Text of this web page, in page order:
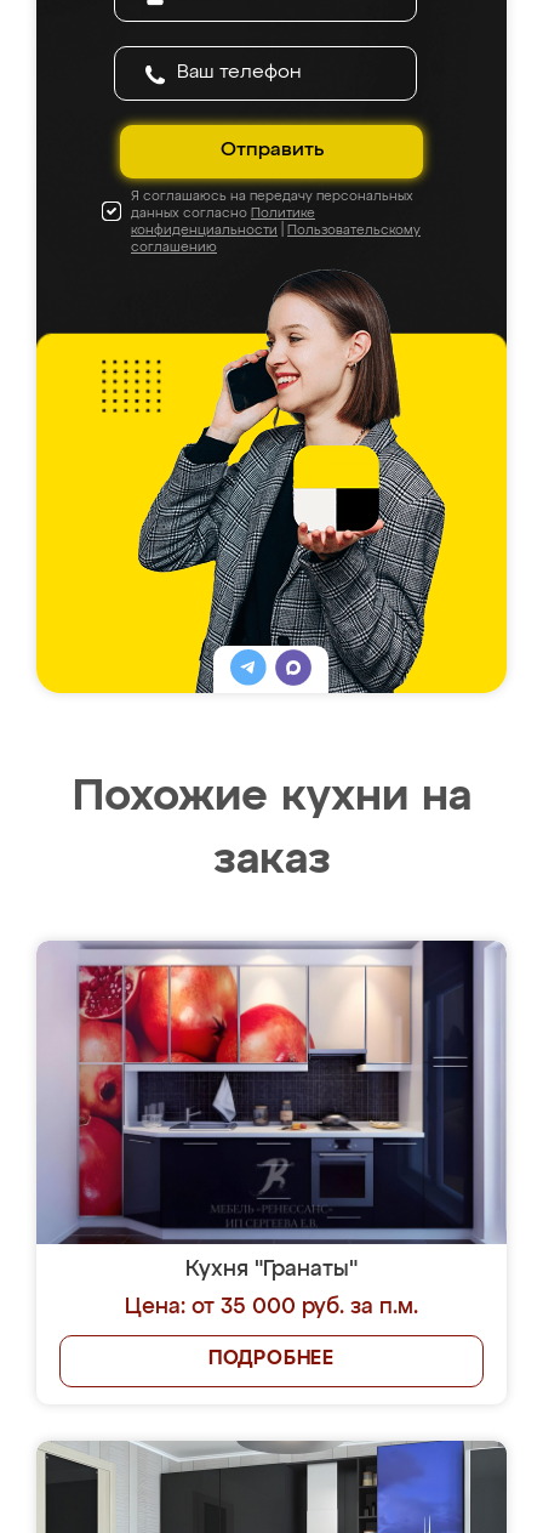
Отправить
Я соглашаюсь на передачу персональных
данных согласно Политике
конфиденциальности
Пользовательскому
соглашению
Похожие кухни на
заказ
Кухня "Гранаты"
Цена: от 35 000 руб. за п.м.
ПОДРОБНЕЕ